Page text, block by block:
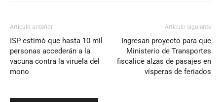
Artículo anterior
ISP estimó que hasta 10 mil
personas accederán a la
vacuna contra la viruela del
mono
Artículo siguiente
Ingresan proyecto para que
Ministerio de Transportes
fiscalice alzas de pasajes en
vísperas de feriados